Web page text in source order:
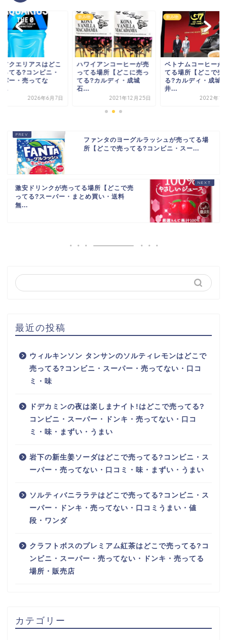
アクエリアスはどこ
ってる?コンビニ・
パー・売ってな
...
2026年6月7日
飲み物
ハワイアンコーヒーが売
ってる場所【どこに売っ
てる?カルディ・成城
石...
2021年12月25日
飲み物
ベトナムコーヒーが
てる場所【どこで売
る?カルディ・成城
井...
2022年1
ファンタのヨーグルラッシュが売ってる場
所【どこで売ってる?コンビニ・スー...
激安ドリンクが売ってる場所【どこで売
ってる?スーパー・まとめ買い・送料
無...
最近の投稿
ウィルキンソン タンサンのソルティレモンはどこで
売ってる?コンビニ・スーパー・売ってない・口コ
ミ・味
ドデカミンの夜は楽しまナイト!はどこで売ってる?
コンビニ・スーパー・ドンキ・売ってない・口コ
ミ・味・まずい・うまい
岩下の新生姜ソーダはどこで売ってる?コンビニ・ス
ーパー・売ってない・口コミ・味・まずい・うまい
ソルティバニララテはどこで売ってる?コンビニ・ス
ーパー・ドンキ・売ってない・口コミうまい・値
段・ワンダ
クラフトボスのプレミアム紅茶はどこで売ってる?コ
ンビニ・スーパー・売ってない・ドンキ・売ってる
場所・販売店
カテゴリー